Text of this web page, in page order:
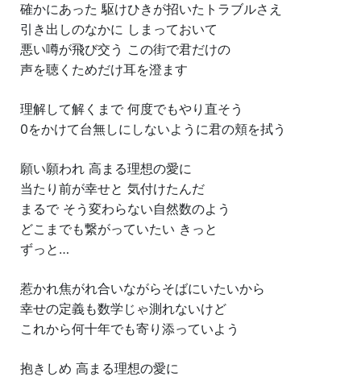
確かにあった 駆けひきが招いたトラブルさえ
引き出しのなかに しまっておいて
悪い噂が飛び交う この街で君だけの
声を聴くためだけ耳を澄ます
理解して解くまで 何度でもやり直そう
0をかけて台無しにしないように君の頬を拭う
願い願われ 高まる理想の愛に
当たり前が幸せと 気付けたんだ
まるで そう変わらない自然数のよう
どこまでも繋がっていたい きっと
ずっと…
惹かれ焦がれ合いながらそばにいたいから
幸せの定義も数学じゃ測れないけど
これから何十年でも寄り添っていよう
抱きしめ 高まる理想の愛に